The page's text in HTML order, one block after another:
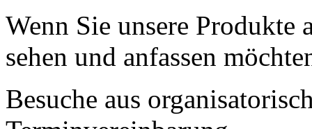
Wenn Sie unsere
sehen und anfassen
Besuche aus